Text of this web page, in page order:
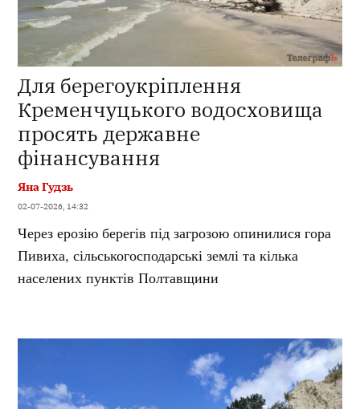
Для берегоукріплення
Кременчуцького водосховища
просять державне
фінансування
Яна Гудзь
02-07-2026, 14:32
Через ерозію берегів під загрозою опинилися гора
Пивиха, сільськогосподарські землі та кілька
населених пунктів Полтавщини